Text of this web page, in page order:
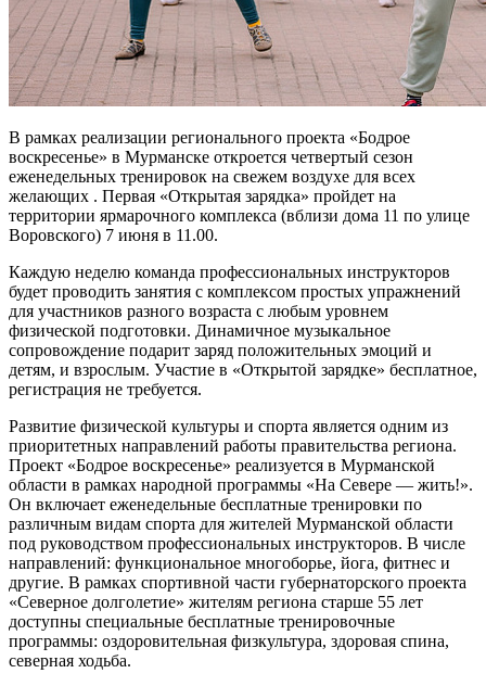
В рамках реализации регионального проекта «Бодрое
воскресенье» в Мурманске откроется четвертый сезон
еженедельных тренировок на свежем воздухе для всех
желающих . Первая «Открытая зарядка» пройдет на
территории ярмарочного комплекса (вблизи дома 11 по улице
Воровского) 7 июня в 11.00.
Каждую неделю команда профессиональных инструкторов
будет проводить занятия с комплексом простых упражнений
для участников разного возраста с любым уровнем
физической подготовки. Динамичное музыкальное
сопровождение подарит заряд положительных эмоций и
детям, и взрослым. Участие в «Открытой зарядке» бесплатное,
регистрация не требуется.
Развитие физической культуры и спорта является одним из
приоритетных направлений работы правительства региона.
Проект «Бодрое воскресенье» реализуется в Мурманской
области в рамках народной программы «На Севере — жить!».
Он включает еженедельные бесплатные тренировки по
различным видам спорта для жителей Мурманской области
под руководством профессиональных инструкторов. В числе
направлений: функциональное многоборье, йога, фитнес и
другие. В рамках спортивной части губернаторского проекта
«Северное долголетие» жителям региона старше 55 лет
доступны специальные бесплатные тренировочные
программы: оздоровительная физкультура, здоровая спина,
северная ходьба.